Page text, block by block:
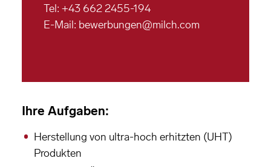
Tel: +43 662 2455-194
E-Mail: bewerbungen@milch.com
Ihre Aufgaben:
Herstellung von ultra-hoch erhitzten (UHT)
Produkten